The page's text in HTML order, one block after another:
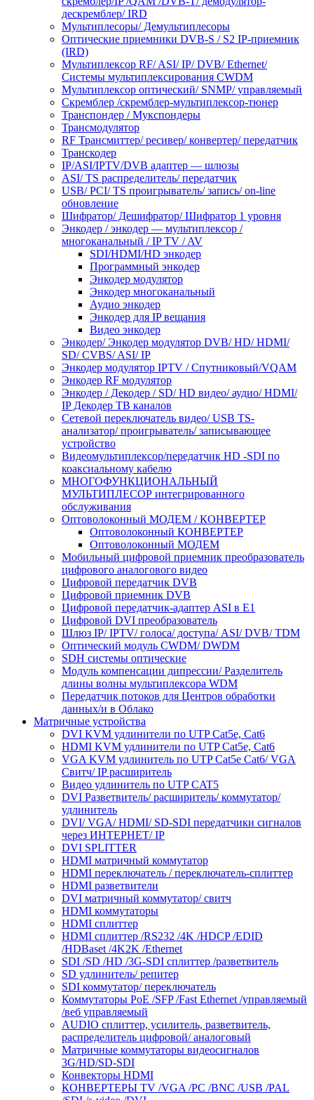
дескремблер/ IRD
Мультиплесоры/ Демультиплесоры
Оптические приемники DVB-S / S2 IP-приемник
(IRD)
Мультиплексор RF/ ASI/ IP/ DVB/ Ethernet/
Системы мультиплексирования CWDM
Мультиплексор оптический/ SNMP/ управляемый
Скремблер /скремблер-мультиплексор-тюнер
Транспондер / Мукспондеры
Трансмодулятор
RF Трансмиттер/ ресивер/ конвертер/ передатчик
Транскодер
IP/ASI/IPTV/DVB адаптер — шлюзы
ASI/ TS распределитель/ передатчик
USB/ PCI/ TS проигрыватель/ запись/ on-line
обновление
Шифратор/ Дешифратор/ Шифратор 1 уровня
Энкодер / энкодер — мультиплексор /
многоканальный / IP TV / AV
SDI/HDMI/HD энкодер
Программный энкодер
Энкодер модулятор
Энкодер многоканальный
Аудио энкодер
Энкодер для IP вещания
Видео энкодер
Энкодер/ Энкодер модулятор DVB/ HD/ HDMI/
SD/ CVBS/ ASI/ IP
Энкодер модулятор IPTV / Спутниковый/VQAM
Энкодер RF модулятор
Энкодер / Декодер / SD/ HD видео/ аудио/ HDMI/
IP Декодер ТВ каналов
Сетевой переключатель видео/ USB TS-
анализатор/ проигрыватель/ записывающее
устройство
Видеомультиплексор/передатчик HD -SDI по
коаксиальному кабелю
МНОГОФУНКЦИОНАЛЬНЫЙ
МУЛЬТИПЛЕСОР интегрированного
обслуживания
Оптоволоконный МОДЕМ / КОНВЕРТЕР
Оптоволоконный КОНВЕРТЕР
Оптоволоконный МОДЕМ
Мобильный цифровой приемник преобразователь
цифрового аналогового видео
Цифровой передатчик DVB
Цифровой приемник DVB
Цифровой передатчик-адаптер ASI в E1
Цифровой DVI преобразователь
Шлюз IP/ IPTV/ голоса/ доступа/ ASI/ DVB/ TDM
Оптический модуль CWDM/ DWDM
SDH системы оптические
Модуль компенсации дипрессии/ Разделитель
длины волны мультиплексора WDM
Передатчик потоков для Центров обработки
данных/и в Облако
Матричные устройства
DVI KVM удлинители по UTP Cat5e, Cat6
HDMI KVM удлинители по UTP Cat5e, Cat6
VGA KVM удлинитель по UTP Cat5e Cat6/ VGA
Свитч/ IP расширитель
Видео удлинитель по UTP CAT5
DVI Разветвитель/ расширитель/ коммутатор/
удлинитель
DVI/ VGA/ HDMI/ SD-SDI передатчики сигналов
через ИНТЕРНЕТ/ IP
DVI SPLITTER
HDMI матричный коммутатор
HDMI переключатель / переключатель-сплиттер
HDMI разветвители
DVI матричный коммутатор/ свитч
HDMI коммутаторы
HDMI сплиттер
HDMI сплиттер /RS232 /4K /HDCP /EDID
/HDBaset /4K2K /Ethernet
SDI /SD /HD /3G-SDI сплиттер /разветвитель
SD удлинитель/ репитер
SDI коммутатор/ переключатель
Коммутаторы PoE /SFP /Fast Ethernet /управляемый
/веб управляемый
AUDIO сплиттер, усилитель, разветвитель,
распределитель цифровой/ аналоговый
Матричные коммутаторы видеосигналов
3G/HD/SD-SDI
Конвекторы HDMI
КОНВЕРТЕРЫ TV /VGA /PC /BNC /USB /PAL